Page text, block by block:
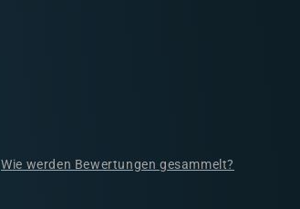
Wie werden Bewertungen gesammelt?